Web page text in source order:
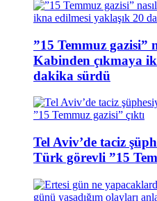
”15 Temmuz gazisi”
Kabinden çıkmaya
dakika sürdü
Tel Aviv’de taciz
Türk görevli ”15